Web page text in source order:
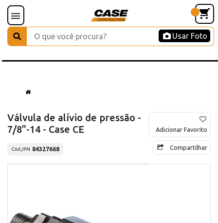
Usar Foto
Válvula de alívio de pressão -
7/8"-14 - Case CE
Cód./PN 84327668
Adicionar Favorito
Compartilhar